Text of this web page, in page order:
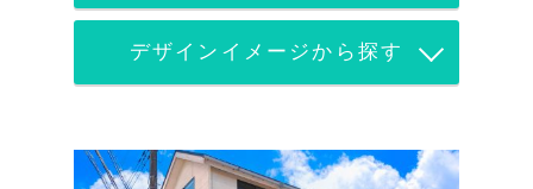
デザインイメージから探す